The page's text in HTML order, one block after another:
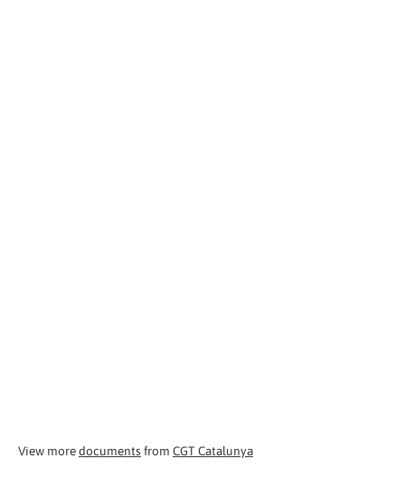
View moredocuments from CGT Catalunya